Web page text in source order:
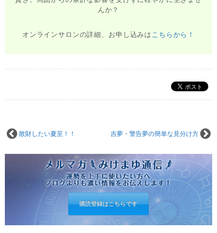
んか？
オンラインサロンの詳細、お申し込みは こちらから！
吉夢・警告夢の簡単な見分け方
散財したい夏至！！
購読登録はこちらです